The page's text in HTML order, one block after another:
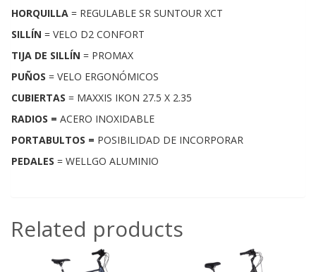
HORQUILLA = REGULABLE SR SUNTOUR XCT
SILLÍN = VELO D2 CONFORT
TIJA DE SILLÍN = PROMAX
PUÑOS = VELO ERGONÓMICOS
CUBIERTAS = MAXXIS IKON 27.5 X 2.35
RADIOS = ACERO INOXIDABLE
PORTABULTOS = POSIBILIDAD DE INCORPORAR
PEDALES = WELLGO ALUMINIO
Related products